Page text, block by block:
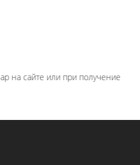
сайте или при получение